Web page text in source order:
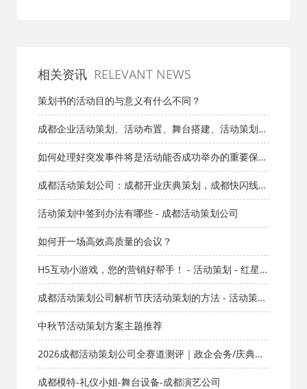
相关资讯 RELEVANT NEWS
策划书的活动目的与意义有什么不同？
成都企业活动策划、活动布置、舞台搭建、活动策划、
音响灯光设备
如何处理好突发事件将是活动能否成功举办的重要保障
- 成都文化
成都活动策划公司：成都开业庆典策划，成都快闪线下
活动执行，成都启动仪式策划，成都签约仪式策划
活动策划中签到办法有哪些 - 成都活动策划公司
如何开一场高效高质量的会议？
H5互动小游戏，您的营销好帮手！ - 活动策划 - 红星成
都活动公司
成都活动策划公司解析节庆活动策划的方法 - 活动策划
公司
中秋节活动策划方案主题推荐
2026成都活动策划公司全赛道测评｜政企会务/庆典年
会/潮流创意优选避坑指南
成都模特-礼仪小姐-舞台设备-成都演艺公司